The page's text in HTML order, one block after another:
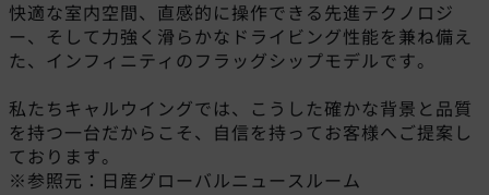
快適な室内空間、直感的に操作できる先進テクノロジ
ー、そして力強く滑らかなドライビング性能を兼ね備え
た、インフィニティのフラッグシップモデルです。
私たちキャルウイングでは、こうした確かな背景と品質
を持つ一台だからこそ、自信を持ってお客様へご提案し
ております。
※参照元：日産グローバルニュースルーム